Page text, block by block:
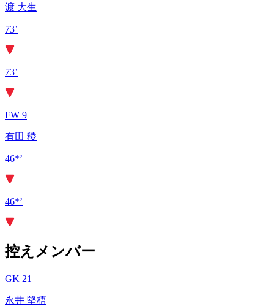
渡 大生
73’
73’
FW 9
有田 稜
46*’
46*’
控えメンバー
GK 21
永井 堅梧